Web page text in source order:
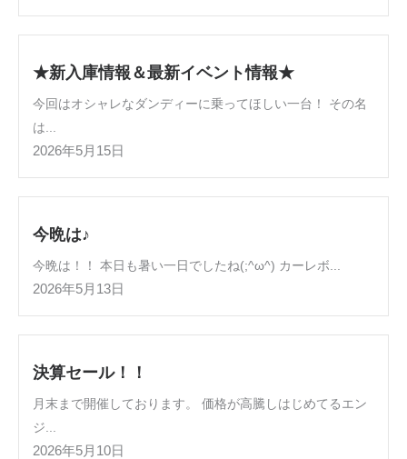
★新入庫情報＆最新イベント情報★
今回はオシャレなダンディーに乗ってほしい一台！ その名
は...
2026年5月15日
今晩は♪
今晩は！！ 本日も暑い一日でしたね(;^ω^) カーレボ...
2026年5月13日
決算セール！！
月末まで開催しております。 価格が高騰しはじめてるエン
ジ...
2026年5月10日